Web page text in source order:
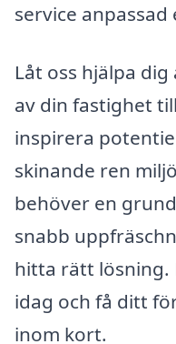
service
Låt oss hjälpa
av din fastighet
inspirera
skinande ren
behöver en
snabb
hitta rätt lösning.
idag och få ditt
inom kort.